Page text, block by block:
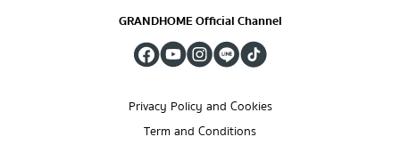
GRANDHOME Official Channel
Privacy Policy and Cookies
Term and Conditions